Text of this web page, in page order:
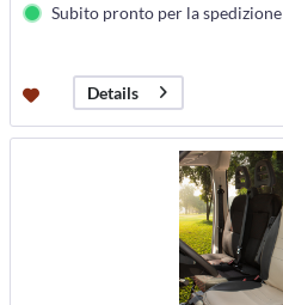
Subito pronto per la spedizione
Details